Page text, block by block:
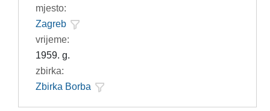
mjesto:
Zagreb
vrijeme:
1959. g.
zbirka:
Zbirka Borba